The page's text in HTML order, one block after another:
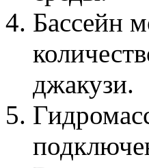
Бассейн
джакузи.